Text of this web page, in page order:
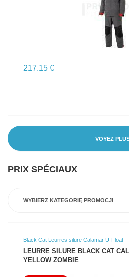
217.15 €
VOYEZ
PRIX SPÉCIAUX
WYBIERZ KATEGORIĘ PROMOCJI
Black Cat Leurres silure Calamar U-Float
LEURRE SILURE BLACK CAT
YELLOW ZOMBIE